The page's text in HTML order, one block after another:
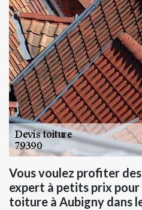
Vous voulez profiter
expert à petits prix
toiture à Aubigny dans